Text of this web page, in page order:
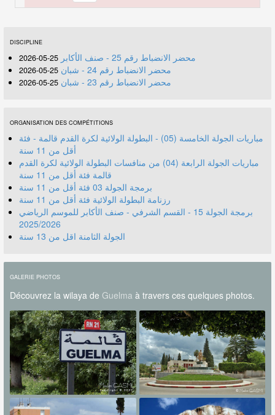
DISCIPLINE
محضر الانضباط رقم 25 - صنف الأكابر 25-05-2026
محضر الانضباط رقم 24 - شبان 25-05-2026
محضر الانضباط رقم 23 - شبان 25-05-2026
ORGANISATION DES COMPÉTITIONS
مباريات الجولة الخامسة (05) - البطولة الولائية لكرة القدم قالمة - فئة
أقل من 11 سنة
مباريات الجولة الرابعة (04) من منافسات البطولة الولائية لكرة القدم
قالمة فئة أقل من 11 سنة
برمجة الجولة 03 فئة أقل من 11 سنة
رزنامة البطولة الولائية فئة أقل من 11 سنة
برمجة الجولة 15 - القسم الشرفي - صنف الأكابر للموسم الرياضي
2025/2026
الجولة الثامنة اقل من 13 سنة
GALERIE PHOTOS
Découvrez la wilaya de Guelma à travers ces quelques photos.